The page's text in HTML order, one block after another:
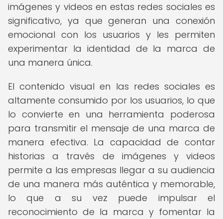
imágenes y videos en estas redes sociales es
significativo, ya que generan una conexión
emocional con los usuarios y les permiten
experimentar la identidad de la marca de
una manera única.
El contenido visual en las redes sociales es
altamente consumido por los usuarios, lo que
lo convierte en una herramienta poderosa
para transmitir el mensaje de una marca de
manera efectiva. La capacidad de contar
historias a través de imágenes y videos
permite a las empresas llegar a su audiencia
de una manera más auténtica y memorable,
lo que a su vez puede impulsar el
reconocimiento de la marca y fomentar la